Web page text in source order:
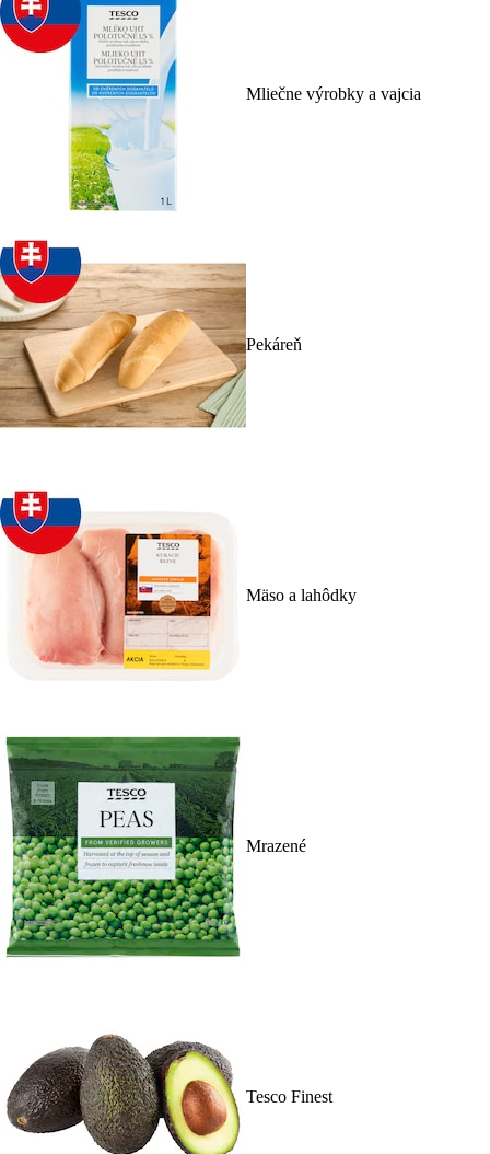
Mliečne výrobky a vajcia
Pekáreň
Mäso a lahôdky
Mrazené
Tesco Finest